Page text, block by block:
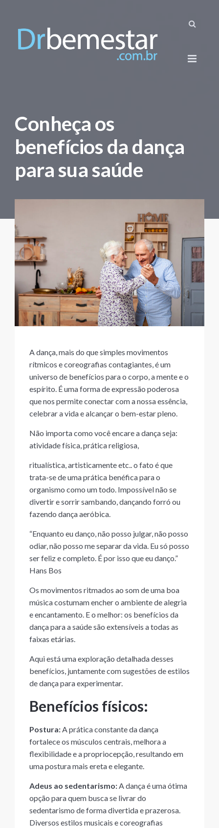
Conheça os
benefícios da dança
para sua saúde
A dança, mais do que simples movimentos
rítmicos e coreografias contagiantes, é um
universo de benefícios para o corpo, a mente e o
espírito. É uma forma de expressão poderosa
que nos permite conectar com a nossa essência,
celebrar a vida e alcançar o bem-estar pleno.
Não importa como você encare a dança seja:
atividade física, prática religiosa,
ritualística, artisticamente etc.. o fato é que
trata-se de uma prática benéfica para o
organismo como um todo. Impossível não se
divertir e sorrir sambando, dançando forró ou
fazendo dança aeróbica.
“Enquanto eu danço, não posso julgar, não posso
odiar, não posso me separar da vida. Eu só posso
ser feliz e completo. É por isso que eu danço.”
Hans Bos
Os movimentos ritmados ao som de uma boa
música costumam encher o ambiente de alegria
e encantamento. E o melhor: os benefícios da
dança para a saúde são extensíveis a todas as
faixas etárias.
Aqui está uma exploração detalhada desses
benefícios, juntamente com sugestões de estilos
de dança para experimentar.
Benefícios físicos:
Postura: A prática constante da dança
fortalece os músculos centrais, melhora a
flexibilidade e a propriocepção, resultando em
uma postura mais ereta e elegante.
Adeus ao sedentarismo: A dança é uma ótima
opção para quem busca se livrar do
sedentarismo de forma divertida e prazerosa.
Diversos estilos musicais e coreografias